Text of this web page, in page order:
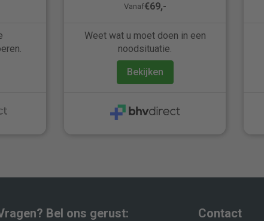
Vanaf€69,-
Weet wat u moet doen in een
noodsituatie.
Bekijken
Bel ons gerust: Contact